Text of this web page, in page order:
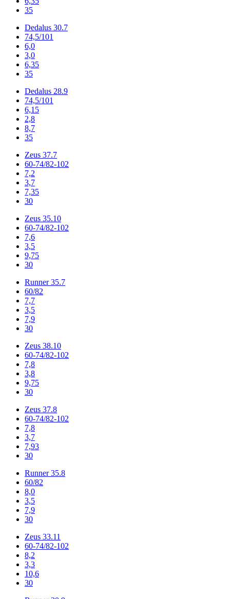
35
Dedalus 30.7
74,5/101
6,0
3,0
6,35
35
Dedalus 28.9
74,5/101
6,15
2,8
8,7
35
Zeus 37.7
60-74/82-102
7,2
3,7
7,35
30
Zeus 35.10
60-74/82-102
7,6
3,5
9,75
30
Runner 35.7
60/82
7,7
3,5
7,9
30
Zeus 38.10
60-74/82-102
7,8
3,8
9,75
30
Zeus 37.8
60-74/82-102
7,8
3,7
7,93
30
Runner 35.8
60/82
8,0
3,5
7,9
30
Zeus 33.11
60-74/82-102
8,2
3,3
10,6
30